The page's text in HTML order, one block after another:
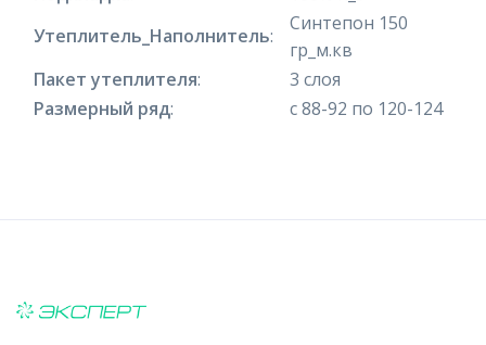
Утеплитель_Наполнитель:
Синтепон 150
гр_м.кв
Пакет утеплителя:
3 слоя
Размерный ряд: с 88-92 по 120-124